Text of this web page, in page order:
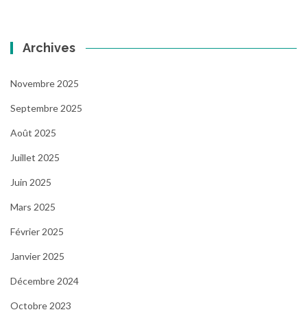
Archives
Novembre 2025
Septembre 2025
Août 2025
Juillet 2025
Juin 2025
Mars 2025
Février 2025
Janvier 2025
Décembre 2024
Octobre 2023